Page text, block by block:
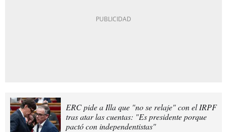
ERC pide a Illa que "no se relaje" con el IRPF
tras atar las cuentas: "Es presidente porque
pactó con independentistas"